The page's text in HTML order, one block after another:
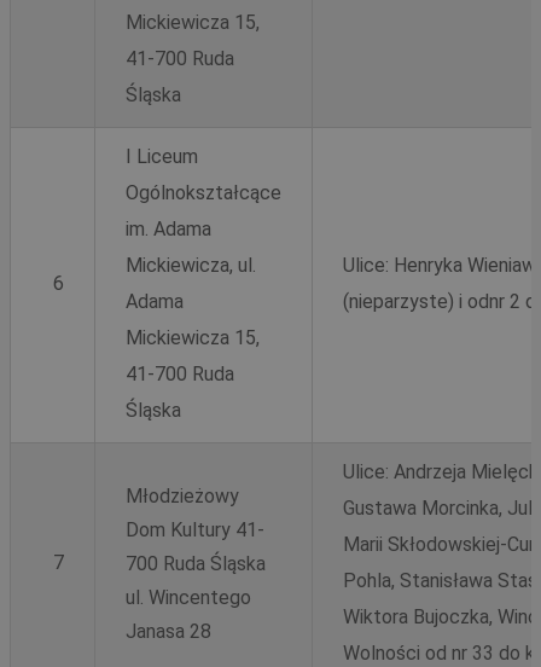
Mickiewicza 15,
41-700 Ruda
Śląska
6
I Liceum
Ogólnokształcące
im. Adama
Mickiewicza, ul.
Adama
Mickiewicza 15,
41-700 Ruda
Śląska
Ulice: Henryka
(nieparzyste) i odnr 2
7
Młodzieżowy
Dom Kultury 41-
700 Ruda Śląska
ul. Wincentego
Janasa 28
Ulice: Andrzeja
Gustawa Morcinka,
Marii Skłodowskiej-
Pohla, Stanisława
Wiktora Bujoczka,
Wolności od nr 33 do